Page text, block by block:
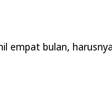
empat bulan,